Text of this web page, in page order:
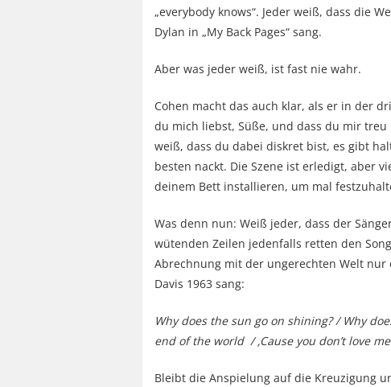
„everybody knows“. Jeder weiß, dass die
Dylan in „My Back Pages“ sang.
Aber was jeder weiß, ist fast nie wahr.
Cohen macht das auch klar, als er in der
du mich liebst, Süße, und dass du mir
weiß, dass du dabei diskret bist, es gibt
besten nackt. Die Szene ist erledigt, aber
deinem Bett installieren, um mal
Was denn nun: Weiß jeder, dass der
wütenden Zeilen jedenfalls retten den
Abrechnung mit der ungerechten Welt nur
Davis 1963 sang:
Why does the sun go on shining? / Why
end of the world / ‚Cause you don’t love
Bleibt die Anspielung auf die Kreuzigung